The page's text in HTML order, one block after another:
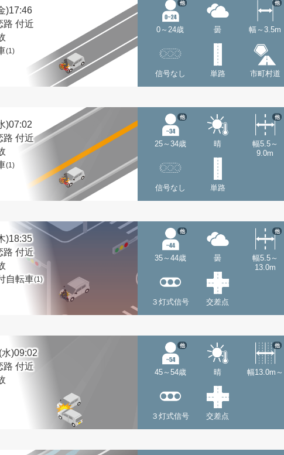
)17:46
路 付近
(1)
0～24歳
他
曇 幅～3.5m
他
信号なし 単路 市町村道
)07:02
路 付近
(1)
25～34歳
他
晴
幅5.5～
9.0m
他
信号なし 単路
)18:35
路 付近
自転車(1)
35～44歳
他
曇
幅5.5～
13.0m
他
３灯式信号 交差点
)09:02
路 付近
45～54歳
他
晴 幅13.0m～
他
３灯式信号 交差点